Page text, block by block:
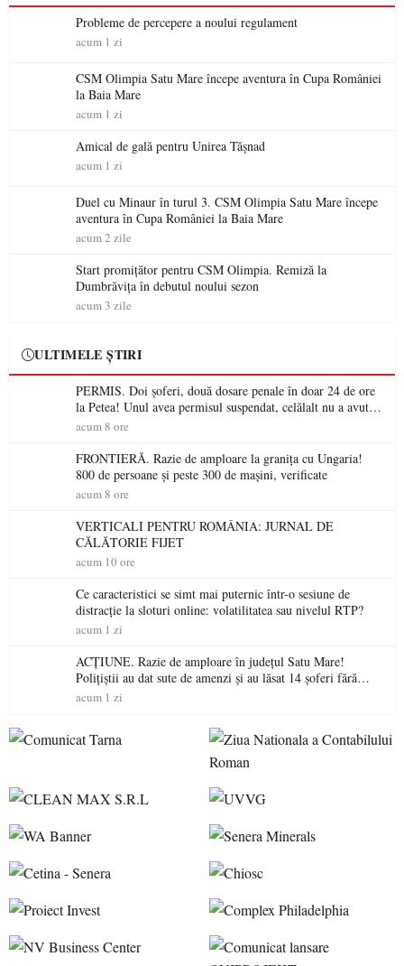
Probleme de percepere a noului regulament
acum 1 zi
CSM Olimpia Satu Mare începe aventura în Cupa României
la Baia Mare
acum 1 zi
Amical de gală pentru Unirea Tășnad
acum 1 zi
Duel cu Minaur în turul 3. CSM Olimpia Satu Mare începe
aventura în Cupa României la Baia Mare
acum 2 zile
Start promițător pentru CSM Olimpia. Remiză la
Dumbrăvița în debutul noului sezon
acum 3 zile
ULTIMELE ȘTIRI
PERMIS. Doi șoferi, două dosare penale în doar 24 de ore
la Petea! Unul avea permisul suspendat, celălalt nu a avut
niciodată permis
acum 8 ore
FRONTIERĂ. Razie de amploare la granița cu Ungaria!
800 de persoane și peste 300 de mașini, verificate
acum 8 ore
VERTICALI PENTRU ROMÂNIA: JURNAL DE
CĂLĂTORIE FIJET
acum 10 ore
Ce caracteristici se simt mai puternic într-o sesiune de
distracție la sloturi online: volatilitatea sau nivelul RTP?
acum 1 zi
ACȚIUNE. Razie de amploare în județul Satu Mare!
Polițiștii au dat sute de amenzi și au lăsat 14 șoferi fără
permis într-o singură zi
acum 1 zi